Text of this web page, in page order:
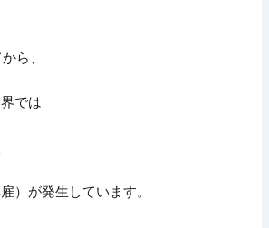
ら、
では
）が発生しています。